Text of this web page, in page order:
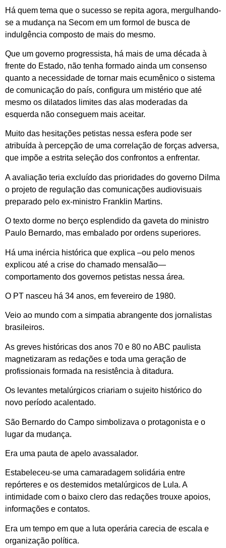
Há quem tema que o sucesso se repita agora, mergulhando-
se a mudança na Secom em um formol de busca de
indulgência composto de mais do mesmo.
Que um governo progressista, há mais de uma década à
frente do Estado, não tenha formado ainda um consenso
quanto a necessidade de tornar mais ecumênico o sistema
de comunicação do país, configura um mistério que até
mesmo os dilatados limites das alas moderadas da
esquerda não conseguem mais aceitar.
Muito das hesitações petistas nessa esfera pode ser
atribuída à percepção de uma correlação de forças adversa,
que impõe a estrita seleção dos confrontos a enfrentar.
A avaliação teria excluído das prioridades do governo Dilma
o projeto de regulação das comunicações audiovisuais
preparado pelo ex-ministro Franklin Martins.
O texto dorme no berço esplendido da gaveta do ministro
Paulo Bernardo, mas embalado por ordens superiores.
Há uma inércia histórica que explica –ou pelo menos
explicou até a crise do chamado mensalão—
comportamento dos governos petistas nessa área.
O PT nasceu há 34 anos, em fevereiro de 1980.
Veio ao mundo com a simpatia abrangente dos jornalistas
brasileiros.
As greves históricas dos anos 70 e 80 no ABC paulista
magnetizaram as redações e toda uma geração de
profissionais formada na resistência à ditadura.
Os levantes metalúrgicos criariam o sujeito histórico do
novo período acalentado.
São Bernardo do Campo simbolizava o protagonista e o
lugar da mudança.
Era uma pauta de apelo avassalador.
Estabeleceu-se uma camaradagem solidária entre
repórteres e os destemidos metalúrgicos de Lula. A
intimidade com o baixo clero das redações trouxe apoios,
informações e contatos.
Era um tempo em que a luta operária carecia de escala e
organização política.